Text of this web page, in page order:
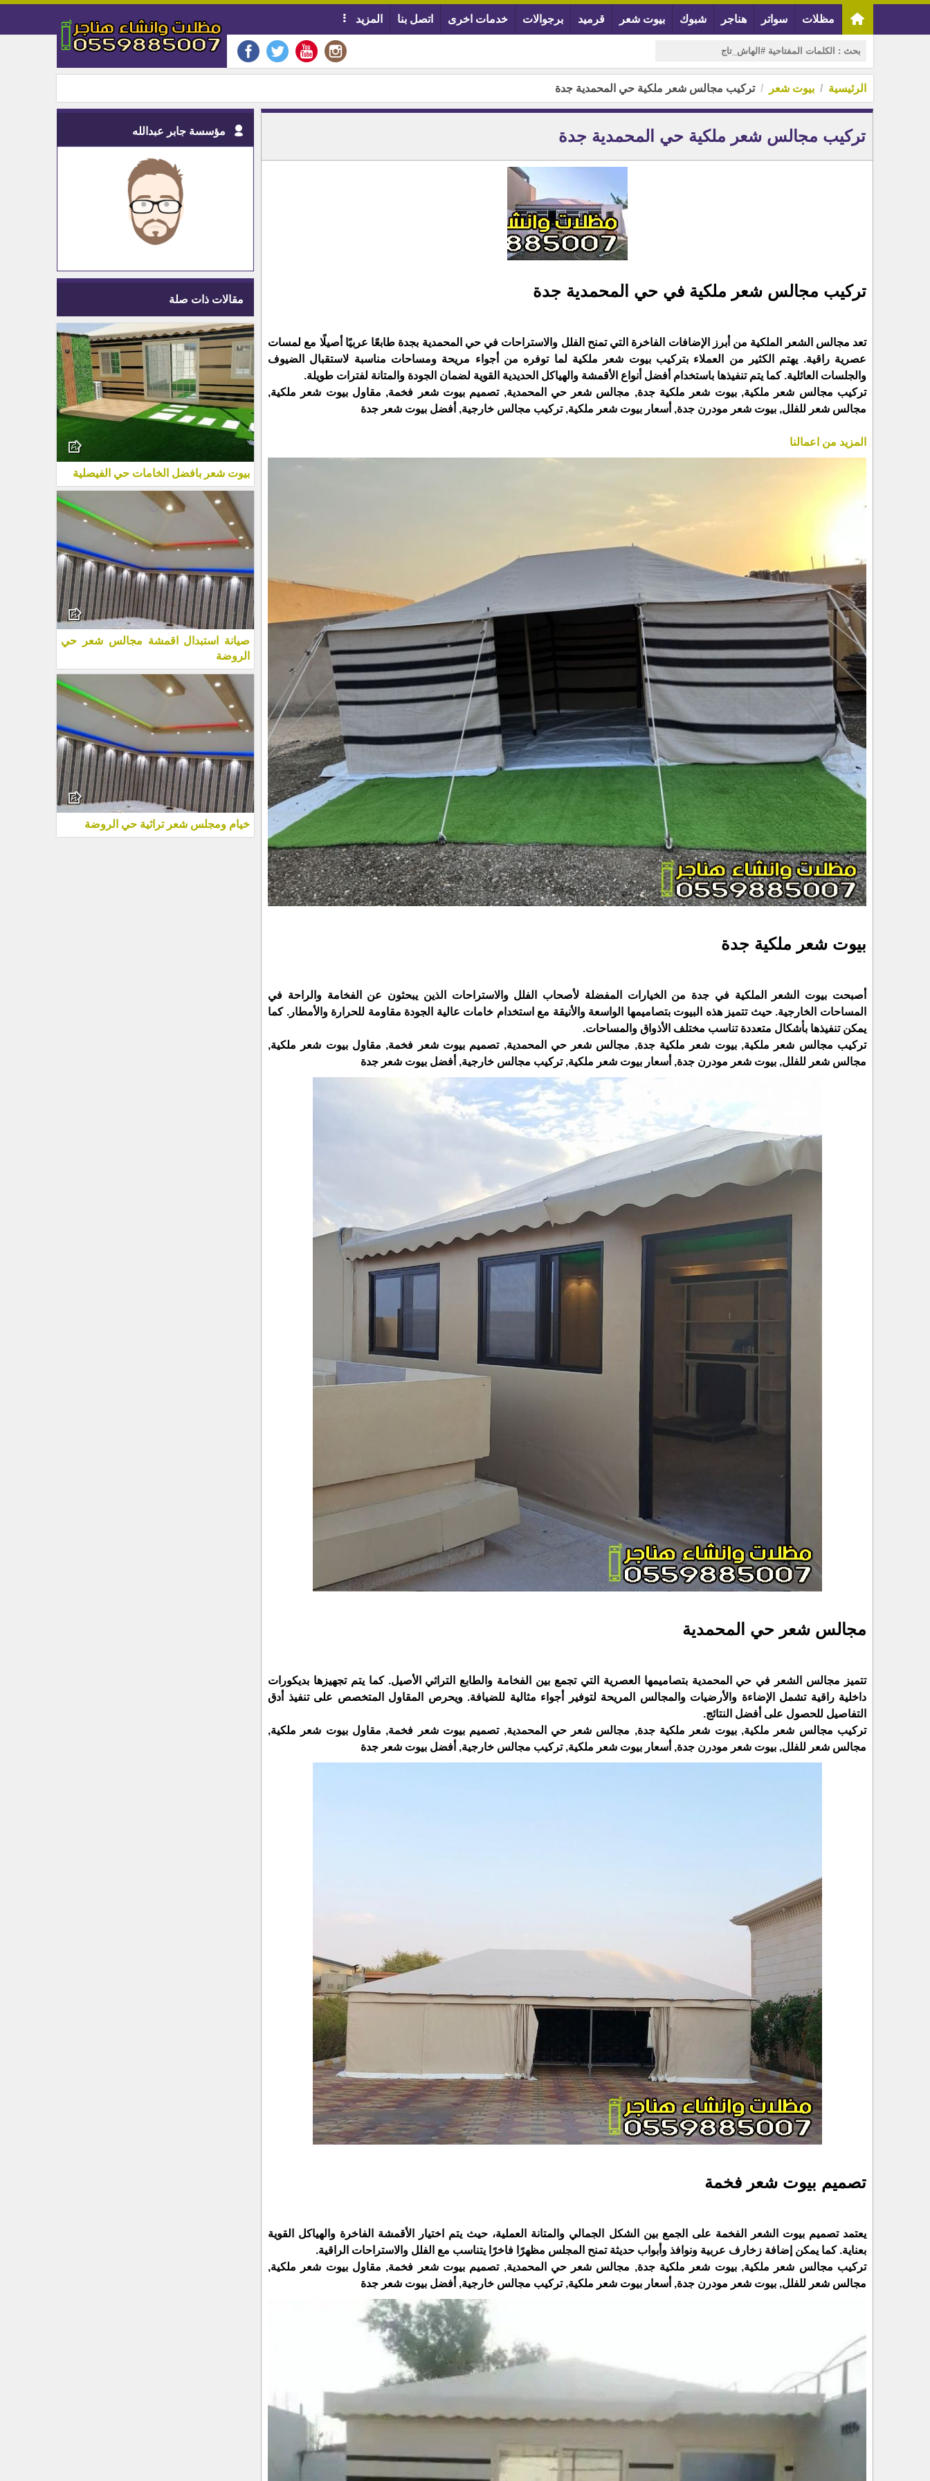
مظلات سواتر هناجر شبوك بيوت شعر قرميد برجوالات خدمات اخرى اتصل بنا المزيد
الرئيسية بيوت شعر تركيب مجالس شعر ملكية حي المحمدية جدة
تركيب مجالس شعر ملكية حي المحمدية جدة
تركيب مجالس شعر ملكية في حي المحمدية جدة
تعد مجالس الشعر الملكية من أبرز الإضافات الفاخرة التي تمنح الفلل والاستراحات في حي المحمدية بجدة طابعًا عربيًا أصيلًا مع لمسات
عصرية راقية. يهتم الكثير من العملاء بتركيب بيوت شعر ملكية لما توفره من أجواء مريحة ومساحات مناسبة لاستقبال الضيوف
والجلسات العائلية. كما يتم تنفيذها باستخدام أفضل أنواع الأقمشة والهياكل الحديدية القوية لضمان الجودة والمتانة لفترات طويلة.
تركيب مجالس شعر ملكية, بيوت شعر ملكية جدة, مجالس شعر حي المحمدية, تصميم بيوت شعر فخمة, مقاول بيوت شعر ملكية,
مجالس شعر للفلل, بيوت شعر مودرن جدة, أسعار بيوت شعر ملكية, تركيب مجالس خارجية, أفضل بيوت شعر جدة
المزيد من اعمالنا
بيوت شعر ملكية جدة
أصبحت بيوت الشعر الملكية في جدة من الخيارات المفضلة لأصحاب الفلل والاستراحات الذين يبحثون عن الفخامة والراحة في
المساحات الخارجية. حيث تتميز هذه البيوت بتصاميمها الواسعة والأنيقة مع استخدام خامات عالية الجودة مقاومة للحرارة والأمطار. كما
يمكن تنفيذها بأشكال متعددة تناسب مختلف الأذواق والمساحات.
تركيب مجالس شعر ملكية, بيوت شعر ملكية جدة, مجالس شعر حي المحمدية, تصميم بيوت شعر فخمة, مقاول بيوت شعر ملكية,
مجالس شعر للفلل, بيوت شعر مودرن جدة, أسعار بيوت شعر ملكية, تركيب مجالس خارجية, أفضل بيوت شعر جدة
مجالس شعر حي المحمدية
تتميز مجالس الشعر في حي المحمدية بتصاميمها العصرية التي تجمع بين الفخامة والطابع التراثي الأصيل. كما يتم تجهيزها بديكورات
داخلية راقية تشمل الإضاءة والأرضيات والمجالس المريحة لتوفير أجواء مثالية للضيافة. ويحرص المقاول المتخصص على تنفيذ أدق
التفاصيل للحصول على أفضل النتائج.
تركيب مجالس شعر ملكية, بيوت شعر ملكية جدة, مجالس شعر حي المحمدية, تصميم بيوت شعر فخمة, مقاول بيوت شعر ملكية,
مجالس شعر للفلل, بيوت شعر مودرن جدة, أسعار بيوت شعر ملكية, تركيب مجالس خارجية, أفضل بيوت شعر جدة
تصميم بيوت شعر فخمة
يعتمد تصميم بيوت الشعر الفخمة على الجمع بين الشكل الجمالي والمتانة العملية، حيث يتم اختيار الأقمشة الفاخرة والهياكل القوية
بعناية. كما يمكن إضافة زخارف عربية ونوافذ وأبواب حديثة تمنح المجلس مظهرًا فاخرًا يتناسب مع الفلل والاستراحات الراقية.
تركيب مجالس شعر ملكية, بيوت شعر ملكية جدة, مجالس شعر حي المحمدية, تصميم بيوت شعر فخمة, مقاول بيوت شعر ملكية,
مجالس شعر للفلل, بيوت شعر مودرن جدة, أسعار بيوت شعر ملكية, تركيب مجالس خارجية, أفضل بيوت شعر جدة
مؤسسة جابر عبدالله
مقالات ذات صلة
بيوت شعر بافضل الخامات حي الفيصلية
صيانة استبدال اقمشة مجالس شعر حي
الروضة
خيام ومجلس شعر تراثية حي الروضة